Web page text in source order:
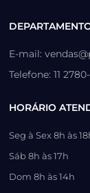
E-mail:
Telefone: 11
HORÁRIO
Seg à Sex 8h às
Sáb 8h às 17h
Dom 8h às 14h